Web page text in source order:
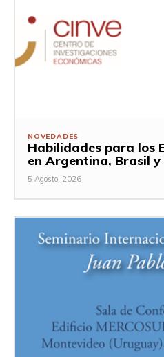
NOVEDADES
Habilidades para los
en Argentina, Brasil
5 Agosto, 2026